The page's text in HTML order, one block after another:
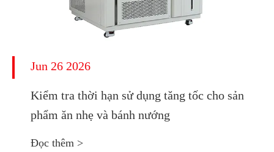
Jun 26 2026
Kiểm tra thời hạn sử dụng tăng tốc cho sản
phẩm ăn nhẹ và bánh nướng
Đọc thêm >